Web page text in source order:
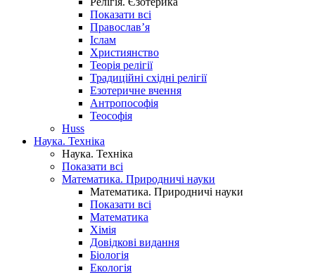
Показати всі
Православ’я
Іслам
Християнство
Теорія релігії
Традиційні східні релігії
Езотеричне вчення
Антропософія
Теософія
Huss
Наука. Техніка
Наука. Техніка
Показати всі
Математика. Природничі науки
Математика. Природничі науки
Показати всі
Математика
Хімія
Довідкові видання
Біологія
Екологія